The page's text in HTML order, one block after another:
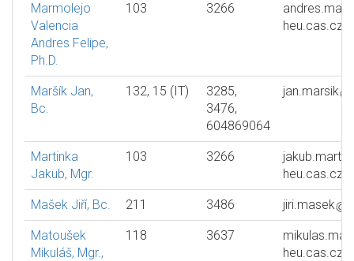
Marmolejo
Valencia
Andres Felipe,
Ph.D.
103 3266
heu.cas.cz
Maršík Jan,
Bc.
132, 15 (IT)
3285,
3476,
604869064
jan.marsik
Martinka
Jakub, Mgr.
103 3266
heu.cas.cz
Mašek Jiří, Bc. 211 3486 jiri.masek
Matoušek
Mikuláš, Mgr.,
118 3637
heu.cas.cz